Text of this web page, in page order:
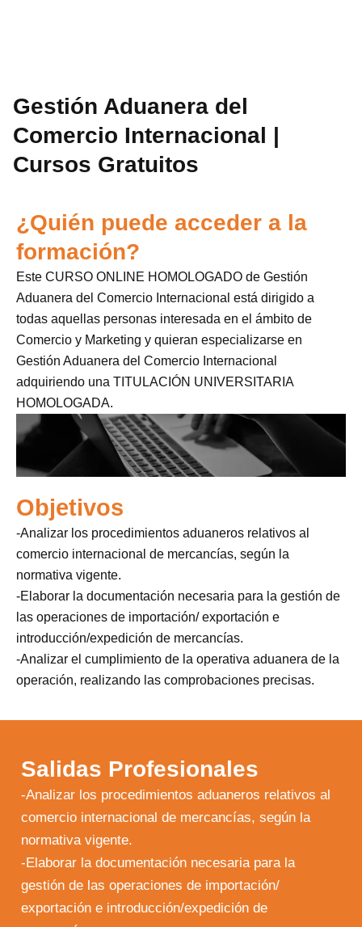
Gestión Aduanera del
Comercio Internacional |
Cursos Gratuitos
¿Quién puede acceder a la
formación?
Este CURSO ONLINE HOMOLOGADO de Gestión
Aduanera del Comercio Internacional está dirigido a
todas aquellas personas interesada en el ámbito de
Comercio y Marketing y quieran especializarse en
Gestión Aduanera del Comercio Internacional
adquiriendo una TITULACIÓN UNIVERSITARIA
HOMOLOGADA.
Objetivos
-Analizar los procedimientos aduaneros relativos al
comercio internacional de mercancías, según la
normativa vigente.
-Elaborar la documentación necesaria para la gestión de
las operaciones de importación/ exportación e
introducción/expedición de mercancías.
-Analizar el cumplimiento de la operativa aduanera de la
operación, realizando las comprobaciones precisas.
Salidas Profesionales
-Analizar los procedimientos aduaneros relativos al
comercio internacional de mercancías, según la
normativa vigente.
-Elaborar la documentación necesaria para la
gestión de las operaciones de importación/
exportación e introducción/expedición de